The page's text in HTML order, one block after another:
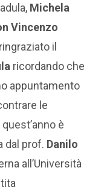
Michela
Vincenzo
il
ricordando che
appuntamento
le
è
dal prof. Danilo
all’Università